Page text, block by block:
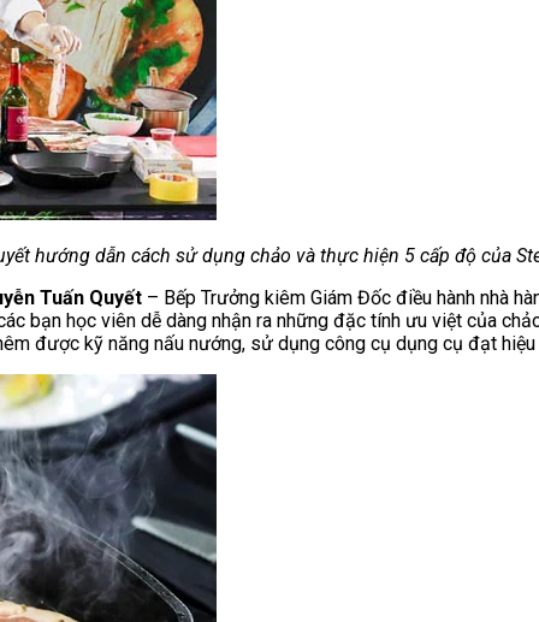
Shopee
hướng dẫn cách sử dụng chảo và thực hiện 5 cấp độ của
Tuấn Quyết – Bếp Trưởng kiêm Giám Đốc điều hành nhà
bạn học viên dễ dàng nhận ra những đặc tính ưu việt của
được kỹ năng nấu nướng, sử dụng công cụ dụng cụ đạt